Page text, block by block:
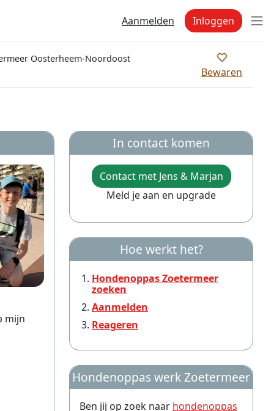
Aanmelden Inloggen
Oosterheem-Noordoost
Bewaren
mijn
In contact komen
Contact met Jens & Marjan
Meld je aan en upgrade
Hoe werkt het?
Hondenoppas Zoetermeer
zoeken
Aanmelden
Reageren
Hondenoppas werk Zoetermeer
Ben jij op zoek naar hondenoppas